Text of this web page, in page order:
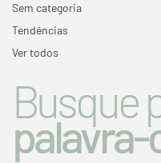
Sem categoria
Tendências
Ver todos
Busque